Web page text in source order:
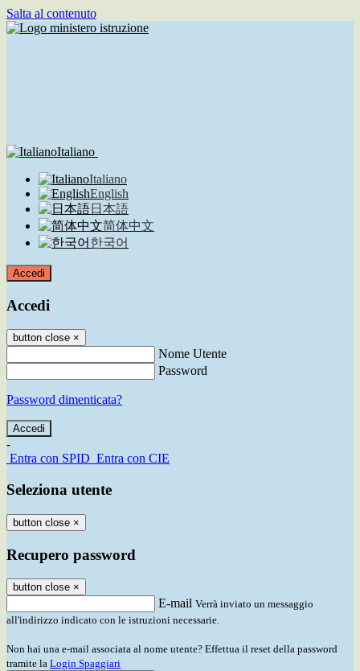
Salta al contenuto
Italiano
Italiano
English
日本語
简体中文
한국어
Accedi
Accedi
button close ×
Nome Utente
Password
Password dimenticata?
-
Entra con SPID Entra con CIE
Seleziona utente
button close ×
Recupero password
button close ×
E-mail Verrà inviato un messaggio
all'indirizzo indicato con le istruzioni necessarie.
Non hai una e-mail associata al nome utente? Effettua il reset della password
tramite la Login Spaggiari